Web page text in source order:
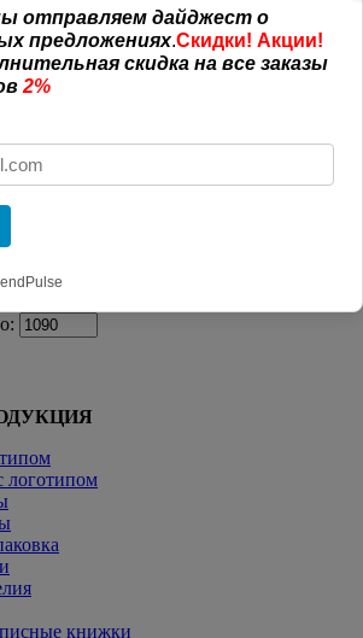
(ОФЕРТА )
И ГАРАНТИИ
ПолотенцаПолотенце Odelle,
логотипом
книжки
отправляем дайджест о
предложениях.Скидки! Акции!
скидка на все заказы
2%